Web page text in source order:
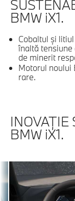
BMW iX1.
Cobaltul şi
înaltă tensiune
de minerit
Motorul noului
rare.
INOVAŢIE
BMW iX1.